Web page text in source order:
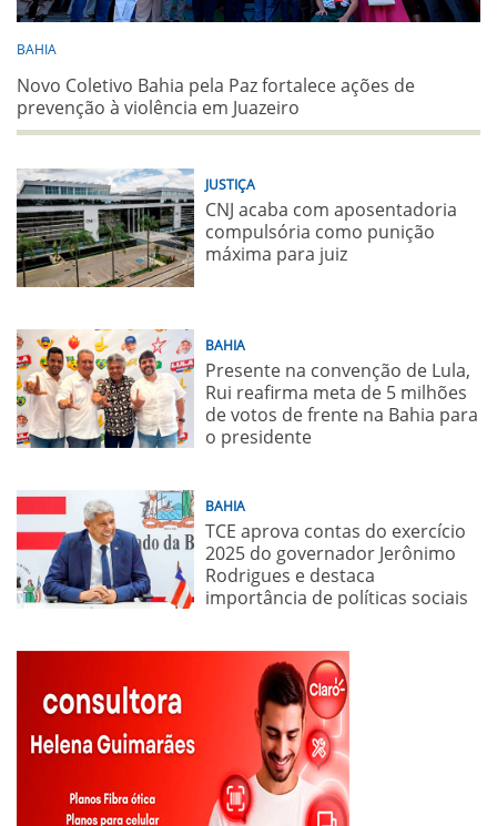
BAHIA
Novo Coletivo Bahia pela Paz fortalece ações de
prevenção à violência em Juazeiro
JUSTIÇA
CNJ acaba com aposentadoria
compulsória como punição
máxima para juiz
BAHIA
Presente na convenção de Lula,
Rui reafirma meta de 5 milhões
de votos de frente na Bahia para
o presidente
BAHIA
TCE aprova contas do exercício
2025 do governador Jerônimo
Rodrigues e destaca
importância de políticas sociais